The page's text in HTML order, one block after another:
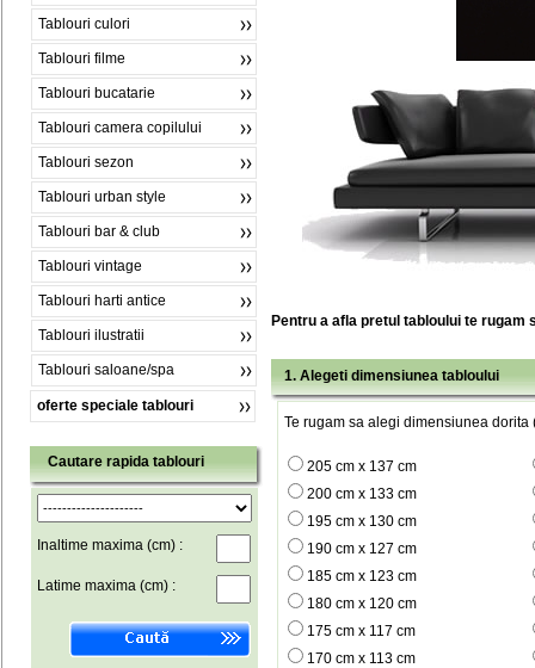
Tablouri culori
Tablouri filme
Tablouri bucatarie
Tablouri camera copilului
Tablouri sezon
Tablouri urban style
Tablouri bar & club
Tablouri vintage
Tablouri harti antice
Tablouri ilustratii
Tablouri saloane/spa
oferte speciale tablouri
Cautare rapida tablouri
Inaltime maxima (cm) :
Latime maxima (cm) :
Pentru a afla pretul tabloului te rugam
1. Alegeti dimensiunea tabloului
Te rugam sa alegi dimensiunea dorita
205 cm x 137 cm
200 cm x 133 cm
195 cm x 130 cm
190 cm x 127 cm
185 cm x 123 cm
180 cm x 120 cm
175 cm x 117 cm
170 cm x 113 cm